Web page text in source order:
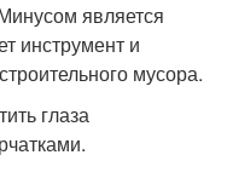
является
инструмент и
мусора.
глаза